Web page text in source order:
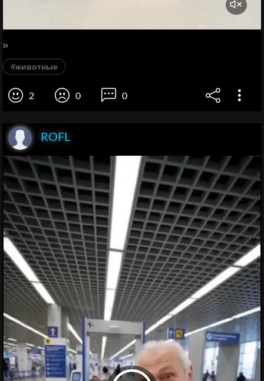
»
#животные
2 0 0
ROFL